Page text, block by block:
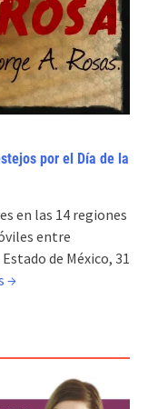
por el Día de la
en las 14 regiones
entre
de México, 31
→